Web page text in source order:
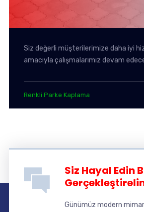
Siz değerli müşterilerimize daha iyi
amacıyla çalışmalarımız devam
Renkli Parke Kaplama
Siz Hayal Edin
Günümüz modern